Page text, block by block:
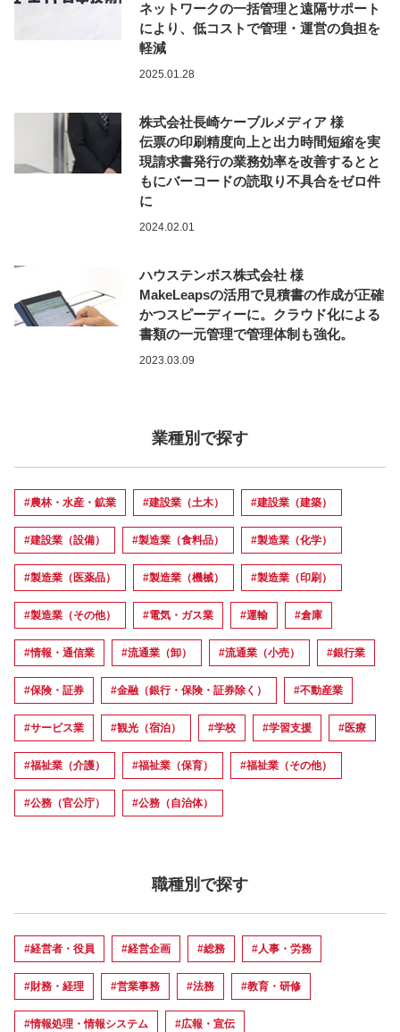
ネットワークの一括管理と遠隔サポート
により、低コストで管理・運営の負担を
軽減
2025.01.28
株式会社長崎ケーブルメディア 様
伝票の印刷精度向上と出力時間短縮を実
現請求書発行の業務効率を改善するとと
もにバーコードの読取り不具合をゼロ件
に
2024.02.01
ハウステンボス株式会社 様
MakeLeapsの活用で見積書の作成が正確
かつスピーディーに。クラウド化による
書類の一元管理で管理体制も強化。
2023.03.09
業種別で探す
#農林・水産・鉱業 #建設業（土木） #建設業（建築）
#建設業（設備） #製造業（食料品） #製造業（化学）
#製造業（医薬品） #製造業（機械） #製造業（印刷）
#製造業（その他） #電気・ガス業 #運輸 #倉庫
#情報・通信業 #流通業（卸） #流通業（小売） #銀行業
#保険・証券 #金融（銀行・保険・証券除く） #不動産業
#サービス業 #観光（宿泊） #学校 #学習支援 #医療
#福祉業（介護） #福祉業（保育） #福祉業（その他）
#公務（官公庁） #公務（自治体）
職種別で探す
#経営者・役員 #経営企画 #総務 #人事・労務
#財務・経理 #営業事務 #法務 #教育・研修
#情報処理・情報システム #広報・宣伝